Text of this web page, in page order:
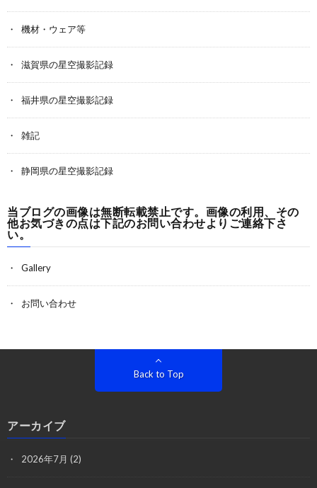
機材・ウェア等
滋賀県の星空撮影記録
福井県の星空撮影記録
雑記
静岡県の星空撮影記録
当ブログの画像は無断転載禁止です。画像の利用、その
他お気づきの点は下記のお問い合わせよりご連絡下さ
い。
Gallery
お問い合わせ
Back to Top
アーカイブ
2026年7月 (2)